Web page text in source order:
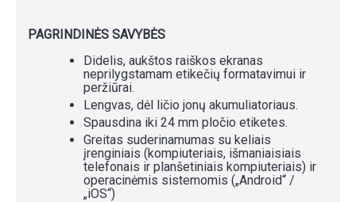
PAGRINDINĖS SAVYBĖS
Didelis, aukštos raiškos ekranas
neprilygstamam etikečių formatavimui ir
peržiūrai.
Lengvas, dėl ličio jonų akumuliatoriaus.
Spausdina iki 24 mm pločio etiketes.
Greitas suderinamumas su keliais
įrenginiais (kompiuteriais, išmaniaisiais
telefonais ir planšetiniais kompiuteriais) ir
operacinėmis sistemomis („Android“ /
„iOS“)